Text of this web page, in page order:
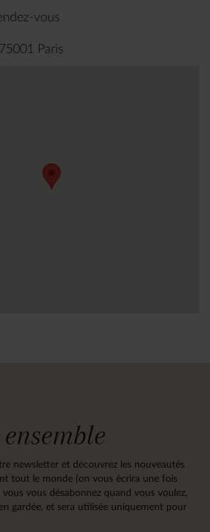
vous
Paris
newsletter et découvrez les nouveautés
tout le monde (on vous écrira une fois
vous désabonnez quand vous voulez,
gardée, et sera utilisée uniquement pour